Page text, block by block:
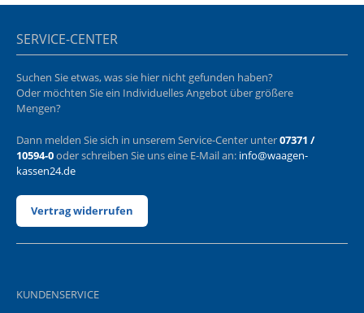
SERVICE-CENTER
Suchen Sie etwas, was sie hier nicht gefunden haben?
Oder möchten Sie ein Individuelles Angebot über größere
Mengen?
Dann melden Sie sich in unserem Service-Center unter07371 /
10594-0oder schreiben Sie uns eine E-Mail an: info@waagen-
kassen24.de
Vertrag widerrufen
KUNDENSERVICE